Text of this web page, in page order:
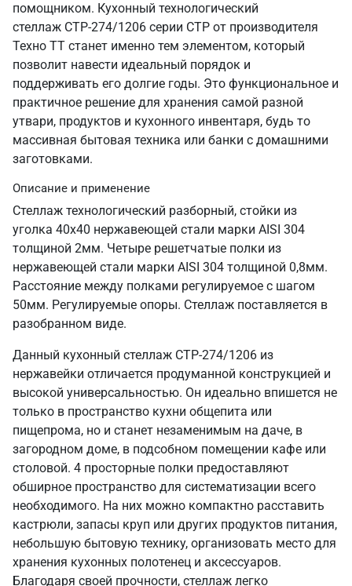
помощником. Кухонный технологический
стеллаж СТР-274/1206 серии СТР от производителя
Техно ТТ станет именно тем элементом, который
позволит навести идеальный порядок и
поддерживать его долгие годы. Это функциональное и
практичное решение для хранения самой разной
утвари, продуктов и кухонного инвентаря, будь то
массивная бытовая техника или банки с домашними
заготовками.
Описание и применение
Стеллаж технологический разборный, стойки из
уголка 40х40 нержавеющей стали марки AISI 304
толщиной 2мм. Четыре решетчатые полки из
нержавеющей стали марки AISI 304 толщиной 0,8мм.
Расстояние между полками регулируемое с шагом
50мм. Регулируемые опоры. Стеллаж поставляется в
разобранном виде.
Данный кухонный стеллаж СТР-274/1206 из
нержавейки отличается продуманной конструкцией и
высокой универсальностью. Он идеально впишется не
только в пространство кухни общепита или
пищепрома, но и станет незаменимым на даче, в
загородном доме, в подсобном помещении кафе или
столовой. 4 просторные полки предоставляют
обширное пространство для систематизации всего
необходимого. На них можно компактно расставить
кастрюли, запасы круп или других продуктов питания,
небольшую бытовую технику, организовать место для
хранения кухонных полотенец и аксессуаров.
Благодаря своей прочности, стеллаж легко